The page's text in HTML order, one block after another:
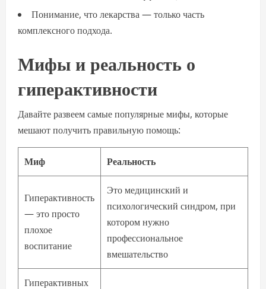
Понимание, что лекарства — только часть
комплексного подхода.
Мифы и реальность о
гиперактивности
Давайте развеем самые популярные мифы, которые
мешают получить правильную помощь:
Миф Реальность
Гиперактивность
— это просто
плохое
воспитание
Это медицинский и
психологический синдром, при
котором нужно
профессиональное
вмешательство
Гиперактивных